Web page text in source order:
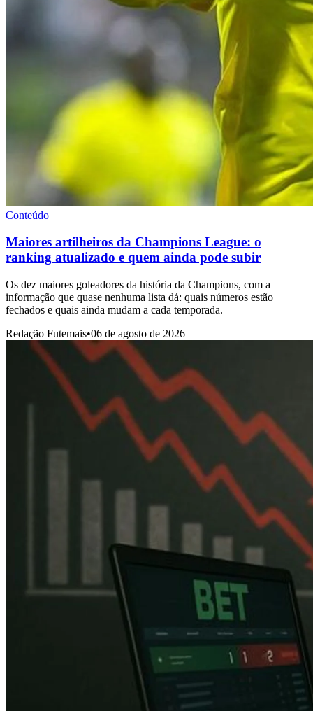
Conteúdo
Maiores artilheiros da Champions League: o
ranking atualizado e quem ainda pode subir
Os dez maiores goleadores da história da Champions, com a
informação que quase nenhuma lista dá: quais números estão
fechados e quais ainda mudam a cada temporada.
Redação Futemais•06 de agosto de 2026